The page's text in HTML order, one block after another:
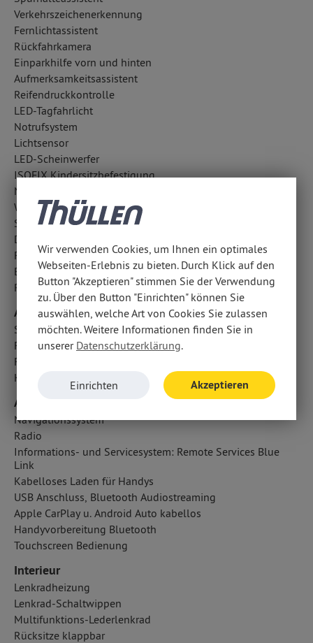
Verkehrszeichenerkennung
Fernlichtassistent
Rückfahrkamera
Einparkhilfe vorn und hinten
Aufmerksamkeitsassistent
Reifendruckkontrolle
LED-Tagfahrlicht
Notrufsystem
Lichtsensor
LED-Scheinwerfer
ISOFIX Kindersitzbefestigung
Notbremsassistent
Wegfahrsperre
Surround-Kamerasystem
Diebstahlwarnanlage
Fahrlichtautomatik
Berganfahrhilfe
Regensensor
Airbags
Seitenairbag vorn
Fahrer- /Beifahrerairbag
Fondairbags
Kopfairbag vorn
Audio & Kommunikation
Navigationssystem
Radio
Informations- und Servicesystem: Remote Services Blue
Link
Kabelloses Laden für Handys
USB Anschluss, Bluetooth Audiostreaming
Apple CarPlay u. Android Auto kabellos
Handyvorbereitung Bluetooth
Touchscreen Bedienung
Interieur
Lenkradheizung
Lenkrad-Schaltwippen
Multifunktions-Lederlenkrad
Rücksitze klappbar
Wir verwenden Cookies, um Ihnen ein optimales
Webseiten-Erlebnis zu bieten. Durch Klick auf den
Button "Akzeptieren" stimmen Sie der Verwendung
zu. Über den Button "Einrichten" können Sie
auswählen, welche Art von Cookies Sie zulassen
möchten. Weitere Informationen finden Sie in
unserer Datenschutzerklärung.
Einrichten Akzeptieren